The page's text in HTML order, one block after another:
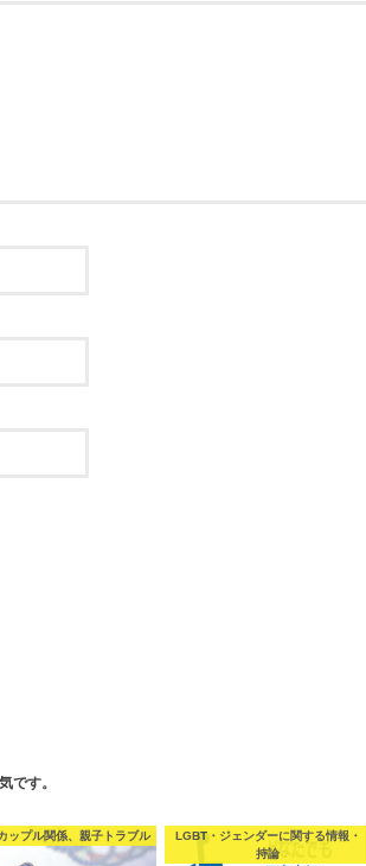
です。
ップル関係、親子トラブル
LGBT・ジェンダーに関する情報・
持論